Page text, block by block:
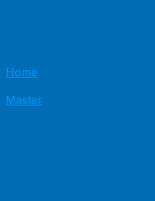
Home
Master